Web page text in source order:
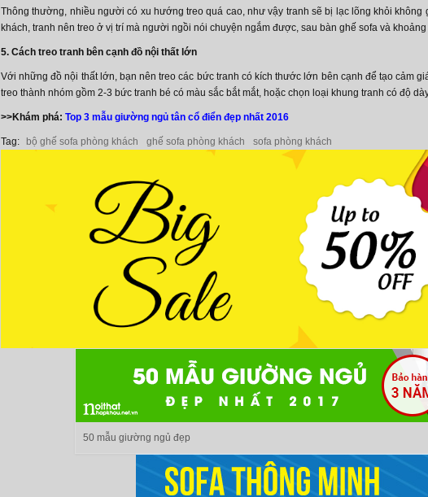
Thông thường, nhiều người có xu hướng treo quá cao, như vậy tranh sẽ bị lạc lõng khỏi
khách, tranh nên treo ở vị trí mà người ngồi nói chuyện ngắm được, sau bàn ghế sofa và
5. Cách treo tranh bên cạnh đồ nội thất lớn
Với những đồ nội thất lớn, bạn nên treo các bức tranh có kích thước lớn bên cạnh để tạo cảm
treo thành nhóm gồm 2-3 bức tranh bé có màu sắc bắt mắt, hoặc chọn loại khung tranh có độ
>>Khám phá: Top 3 mẫu giường ngủ tân cổ điển đẹp nhất 2016
Tag: bộ ghế sofa phòng khách ghế sofa phòng khách sofa phòng khách
50 mẫu giường ngủ đẹp